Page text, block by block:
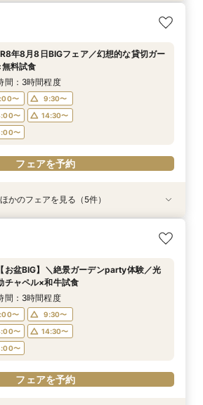
限定★3万ギフト付／ドレス＆挙式料プレ
×和牛試食
〜
〜
16:00〜
〜
フェアを予約
30名の少人数婚】挙式＆会食Newプラ
！無料試食付
〜
〜
16:00〜
〜
フェアを予約
で完結】即決営業ナシで安心！気軽によ
アー
〜
〜
16:00〜
〜
フェアを予約
パ重視！60分で完結◎】オンラインで会
＆相談会
〜
〜
16:00〜
〜
フェアを予約
年8月8日BIGフェア／幻想的な貸切ガー
料試食
間：3時間程度
〜
9:30〜
〜
14:30〜
〜
フェアを予約
限定★3万ギフト付／ドレス＆挙式料プレ
×和牛試食
〜
14:30〜
〜
フェアを予約
30名の少人数婚】挙式＆会食Newプラ
！無料試食付
〜
14:30〜
〜
フェアを予約
パ重視！60分で完結◎】オンラインで会
＆相談会
〜
15:00〜
〜
フェアを予約
で完結】即決営業ナシで安心！気軽によ
アー
〜 15:30〜
フェアを予約
見学2件目以上◎】短縮90分Fair*雰囲気
積相談会
〜
14:30〜
〜
フェアを予約
かのフェアを見る（5件）
盆BIG】＼絶景ガーデンparty体験／光
チャペル×和牛試食
間：3時間程度
〜
9:30〜
〜
14:30〜
〜
フェアを予約